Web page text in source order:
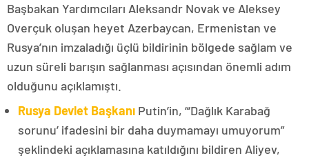
Başbakan Yardımcıları Aleksandr Novak ve Aleksey
Overçuk oluşan heyet Azerbaycan, Ermenistan ve
Rusya’nın imzaladığı üçlü bildirinin bölgede sağlam ve
uzun süreli barışın sağlanması açısından önemli adım
olduğunu açıklamıştı.
Rusya Devlet Başkanı Putin’in, “‘Dağlık Karabağ
sorunu’ ifadesini bir daha duymamayı umuyorum”
şeklindeki açıklamasına katıldığını bildiren Aliyev,